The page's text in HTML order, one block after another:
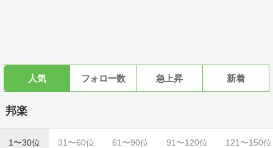
人気 フォロー数 急上昇 新着
邦楽
1〜30位 31〜60位 61〜90位 91〜120位 121〜150位